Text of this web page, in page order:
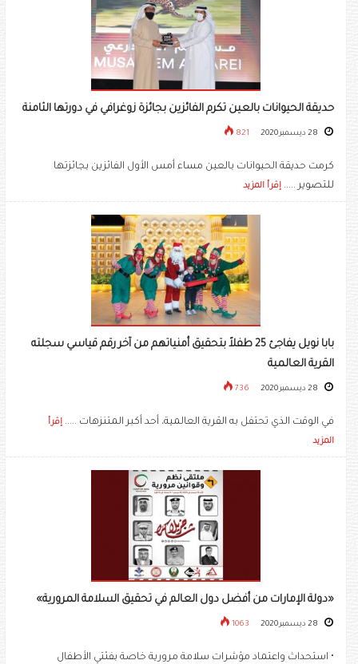
حديقة الحيوانات بالعين تكرم الفائزين بجائزة زوغرافي في دورتها الثامنة
821
كرمت حديقة الحيوانات بالعين مساء أمس الأول الفائزين بجائزتها
للتصوير ..... إقرأ المزيد
بابا نويل يفاجئ 25 طفلاً بتحقيق أمنياتهم من آخر رقم قياسي سجلته
القرية العالمية
736
في الوقت الذي تحتفل به القرية العالمية، أحد أكبر المتنزهات ..... إقرأ
المزيد
«دولة الإمارات من أفضل دول العالم في تحقيق السلامة المرورية»
1063
• استحداث واعتماد مؤشرات سلامة مرورية خاصة بفئتي الأطفال